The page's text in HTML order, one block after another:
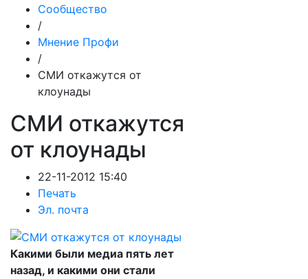
Сообщество
/
Мнение Профи
/
СМИ откажутся от
клоунады
СМИ откажутся
от клоунады
22-11-2012 15:40
Печать
Эл. почта
Какими были медиа пять лет
назад, и какими они стали